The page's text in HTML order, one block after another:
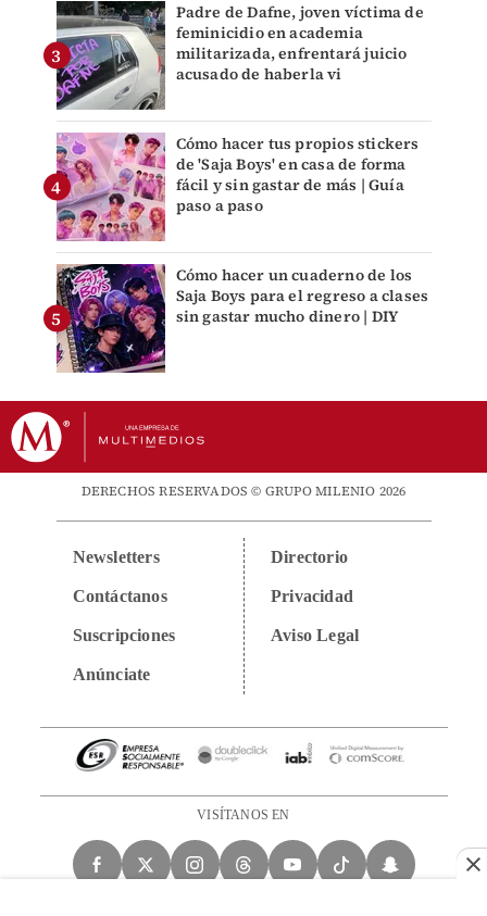
Padre de Dafne, joven víctima de
feminicidio en academia
militarizada, enfrentará juicio
acusado de haberla vi
Cómo hacer tus propios stickers
de 'Saja Boys' en casa de forma
fácil y sin gastar de más | Guía
paso a paso
Cómo hacer un cuaderno de los
Saja Boys para el regreso a clases
sin gastar mucho dinero | DIY
DERECHOS RESERVADOS © GRUPO MILENIO 2026
Newsletters
Contáctanos
Suscripciones
Anúnciate
Directorio
Privacidad
Aviso Legal
VISÍTANOS EN